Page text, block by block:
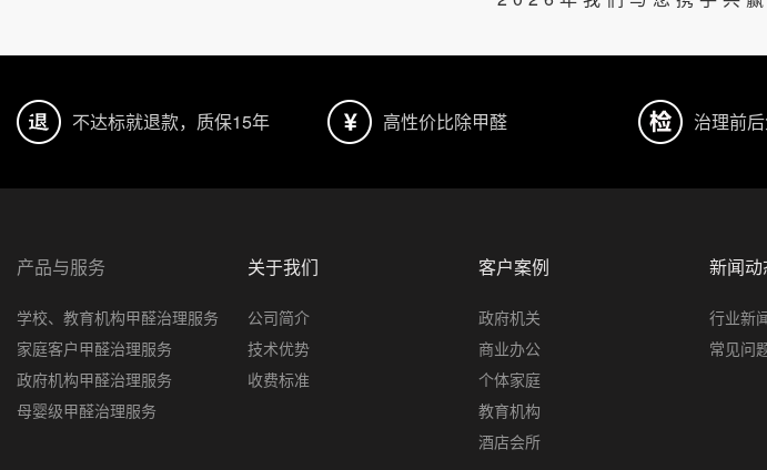
不达标就退款，质保15年 高性价比除甲醛 治理前
产品与服务
学校、教育机构甲醛治理服务
家庭客户甲醛治理服务
政府机构甲醛治理服务
母婴级甲醛治理服务
关于我们
公司简介
技术优势
收费标准
客户案例
政府机关
商业办公
个体家庭
教育机构
酒店会所
新闻动
行业新
常见问